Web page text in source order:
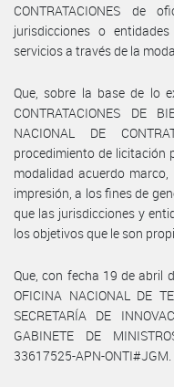
CONTRATACIONES
jurisdicciones o
servicios a través de la
Que, sobre la base de lo
CONTRATACIONES DE
NACIONAL DE
procedimiento de licitación
modalidad acuerdo
impresión, a los fines de
que las jurisdicciones y
los objetivos que le son
Que, con fecha 19 de abril
OFICINA NACIONAL DE
SECRETARÍA DE
GABINETE DE
33617525-APN-ONTI#JGM.